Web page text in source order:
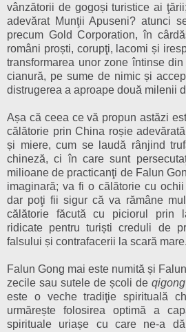
vânzătorii de gogoși turistice ai
adevărat Munţii Apuseni? atunci
precum Gold Corporation, în
români proști, corupţi, lacomi și
transformarea unor zone întinse
cianură, pe sume de nimic și
distrugerea a aproape două milenii
Așa că ceea ce vă propun astăzi
călătorie prin China roșie
și miere, cum se laudă rânjind
chineză, ci în care sunt
milioane de practicanţi de Falun
imaginară; va fi o călătorie cu
dar poţi fii sigur că va rămâne
călătorie făcută cu piciorul prin
ridicate pentru turiști creduli de
falsului și contrafacerii la scară mare.
Falun Gong mai este numită și
zecile sau sutele de școli de qigong
este o veche tradiţie spirituală
urmărește folosirea optimă a
spirituale uriașe cu care ne-a